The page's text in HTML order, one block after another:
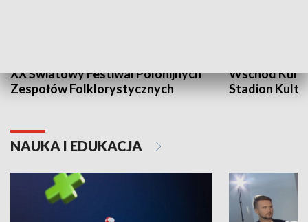
XX Światowy Festiwal Polonijnych
Zespołów Folklorystycznych
Wschód
Stadion
NAUKA I EDUKACJA